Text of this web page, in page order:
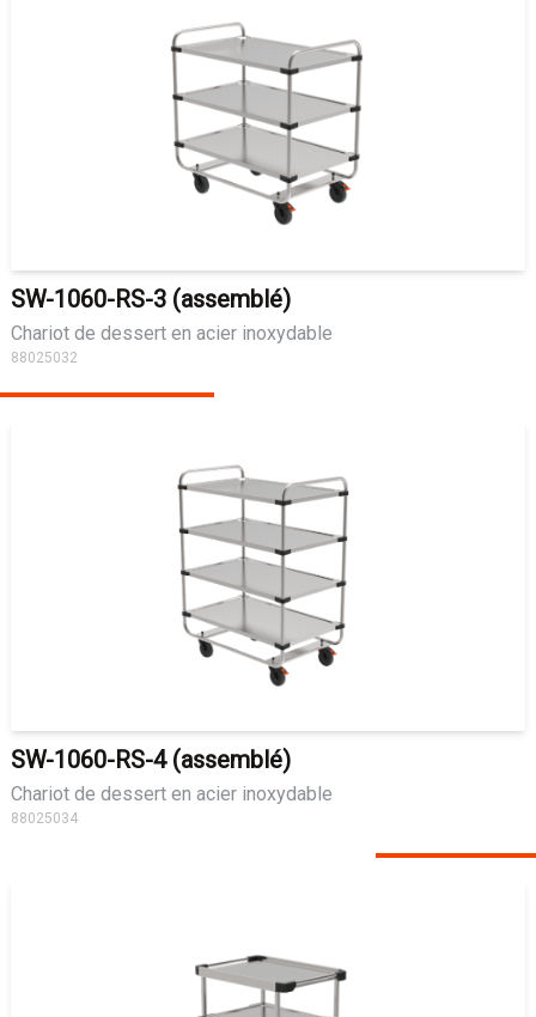
SW-1060-RS-3 (assemblé)
Chariot de dessert en acier inoxydable
88025032
SW-1060-RS-4 (assemblé)
Chariot de dessert en acier inoxydable
88025034